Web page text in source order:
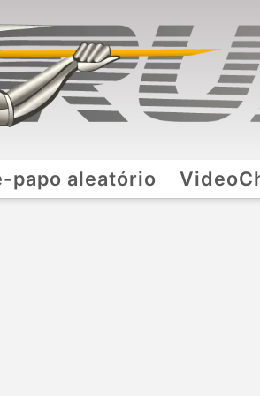
papo aleatório